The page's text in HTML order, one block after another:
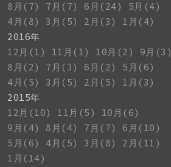
8月(7)
7月(7) 6月(24)
5月(4)
4月(8)
3月(5) 2月(3)
1月(4)
2016年
12月(1)
11月(1) 10月(2)
9月(3)
8月(2)
7月(3) 6月(2)
5月(6)
4月(5)
3月(5) 2月(5)
1月(3)
2015年
12月(10)
11月(5)
10月(6)
9月(4)
8月(4) 7月(7)
6月(10)
5月(6)
4月(5) 3月(8)
2月(11)
1月(14)